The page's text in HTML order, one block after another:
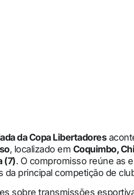
da Copa Libertadores
, localizado em Coquimbo,
(7). O compromisso reúne as
da principal competição de
sobre transmissões